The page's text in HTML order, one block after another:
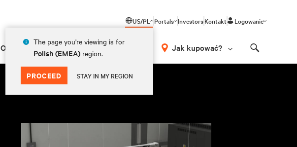
US/PL
The page you're viewing is for
Polish (EMEA) region.
PROCEED STAY IN MY REGION
Portals InvestorsKontakt Logowanie
O Vertiv Jak kupować?